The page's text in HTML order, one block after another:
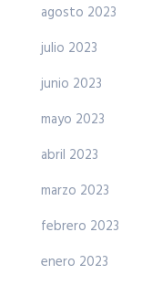
agosto 2023
julio 2023
junio 2023
mayo 2023
abril 2023
marzo 2023
febrero 2023
enero 2023